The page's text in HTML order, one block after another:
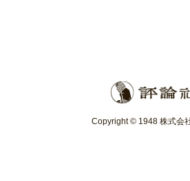
Copyright © 1948 株式会